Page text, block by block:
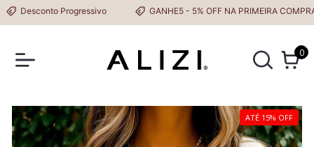
Desconto Progressivo GANHE5 - 5% OFF NA PRIMEIRA COMPRA
0
ATÉ 15% OFF